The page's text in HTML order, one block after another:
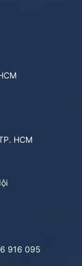
HCM
916 095